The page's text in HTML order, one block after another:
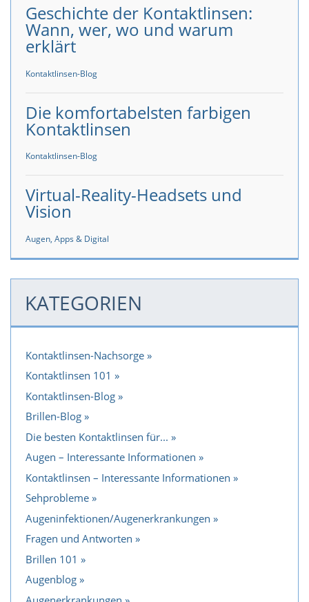
Geschichte der Kontaktlinsen:
Wann, wer, wo und warum
erklärt
Kontaktlinsen-Blog
Die komfortabelsten farbigen
Kontaktlinsen
Kontaktlinsen-Blog
Virtual-Reality-Headsets und
Vision
Augen, Apps & Digital
KATEGORIEN
Kontaktlinsen-Nachsorge
Kontaktlinsen 101
Kontaktlinsen-Blog
Brillen-Blog
Die besten Kontaktlinsen für...
Augen – Interessante Informationen
Kontaktlinsen – Interessante Informationen
Sehprobleme
Augeninfektionen/Augenerkrankungen
Fragen und Antworten
Brillen 101
Augenblog